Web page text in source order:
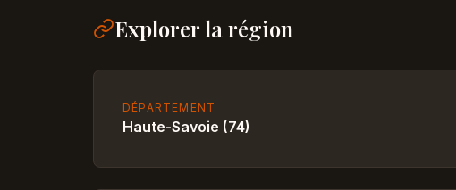
Explorer la région
DÉPARTEMENT
Haute-Savoie (74)